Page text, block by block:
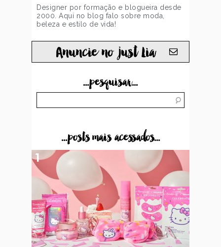
Designer por formação e blogueira desde
2000. Aqui no blog falo sobre moda,
beleza e estilo de vida!
Anuncie no just Lia
...pesquisar...
...posts mais acessados...
1